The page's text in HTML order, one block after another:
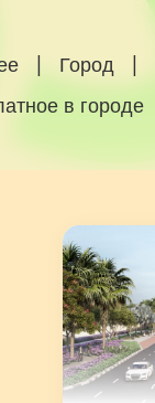
Город
в городе